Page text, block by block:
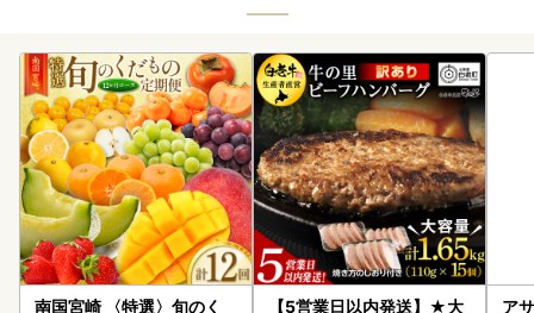
南国宮崎 〈特選〉旬のく
【5営業日以内発送】★大
ア